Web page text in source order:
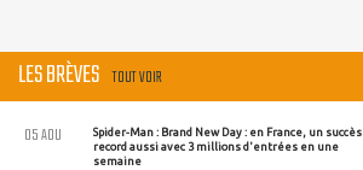
LES BRÈVES TOUT VOIR
Spider-Man : Brand New Day : en France, un succès
record aussi avec 3 millions d'entrées en une
semaine
05 AOU